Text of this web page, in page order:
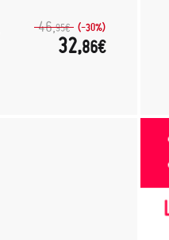
46,95€ (-30%)
32,86€